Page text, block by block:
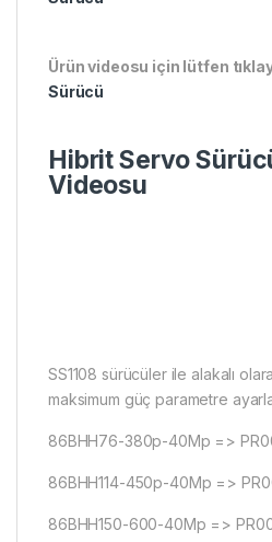
Ürün videosu için lütfen
Sürücü
Hibrit Servo
Videosu
SS1108 sürücüler ile alakalı
maksimum güç parametre
86BHH76-380p-40Mp =>
86BHH114-450p-40Mp =>
86BHH150-600-40Mp =>